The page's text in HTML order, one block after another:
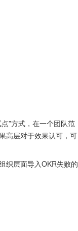
”方式，在一个团队范
高层对于效果认可，可
织层面导入OKR失败的